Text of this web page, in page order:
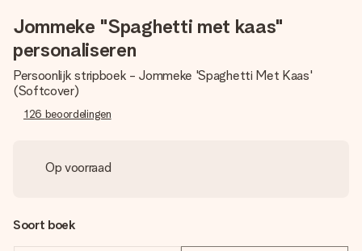
Jommeke "Spaghetti met kaas"
personaliseren
Persoonlijk stripboek - Jommeke 'Spaghetti Met Kaas'
(Softcover)
126 beoordelingen
Op voorraad
Soort boek